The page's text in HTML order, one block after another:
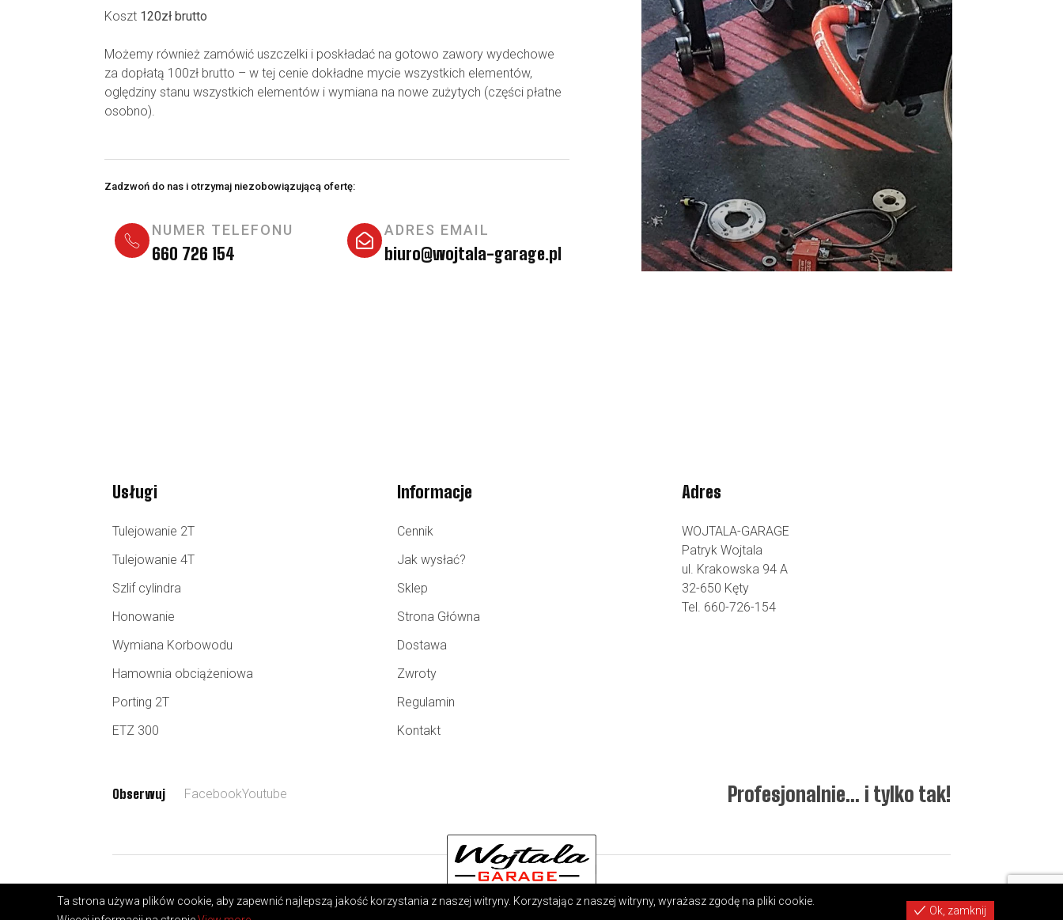
Koszt 120zł brutto
Możemy również zamówić uszczelki i poskładać na gotowo zawory wydechowe
za dopłatą 100zł brutto – w tej cenie dokładne mycie wszystkich elementów,
oględziny stanu wszystkich elementów i wymiana na nowe zużytych (części płatne
osobno).
Zadzwoń do nas i otrzymaj niezobowiązującą ofertę:
NUMER TELEFONU
660 726 154
ADRES EMAIL
biuro@wojtala-garage.pl
Usługi
Tulejowanie 2T
Tulejowanie 4T
Szlif cylindra
Honowanie
Wymiana Korbowodu
Hamownia obciążeniowa
Porting 2T
ETZ 300
Informacje
Cennik
Jak wysłać?
Sklep
Strona Główna
Dostawa
Zwroty
Regulamin
Kontakt
Adres
WOJTALA-GARAGE
Patryk Wojtala
ul. Krakowska 94 A
32-650 Kęty
Tel. 660-726-154
Obserwuj FacebookYoutube Profesjonalnie… i tylko tak!
Ta strona używa plików cookie, aby zapewnić najlepszą jakość korzystania z naszej witryny. Korzystając z naszej witryny, wyrażasz zgodę na pliki cookie.
Ok, zamknij